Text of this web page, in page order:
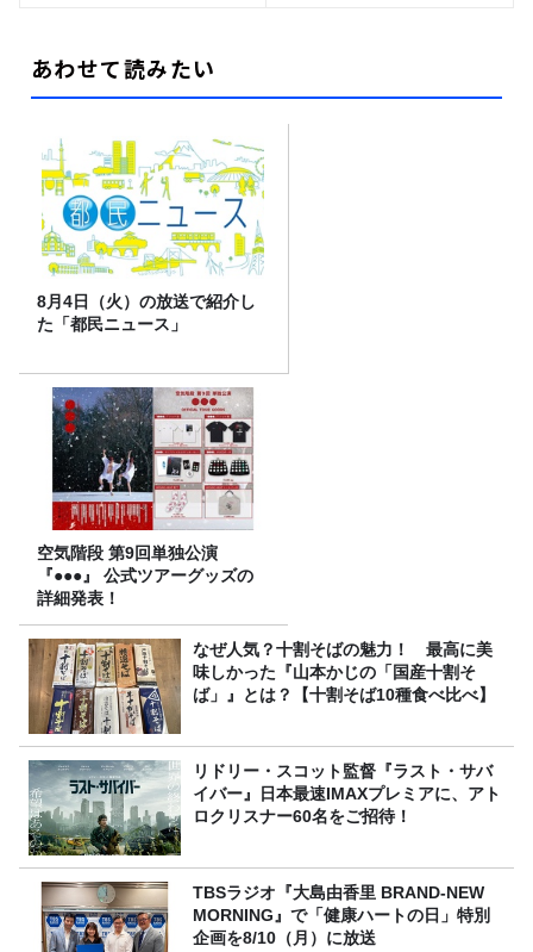
あわせて読みたい
8月4日（火）の放送で紹介し
た「都民ニュース」
空気階段 第9回単独公演
『●●●』 公式ツアーグッズの
詳細発表！
なぜ人気？十割そばの魅力！ 最高に美
味しかった『山本かじの「国産十割そ
ば」』とは？【十割そば10種食べ比べ】
リドリー・スコット監督『ラスト・サバ
イバー』日本最速IMAXプレミアに、アト
ロクリスナー60名をご招待！
TBSラジオ『大島由香里 BRAND-NEW
MORNING』で「健康ハートの日」特別
企画を8/10（月）に放送